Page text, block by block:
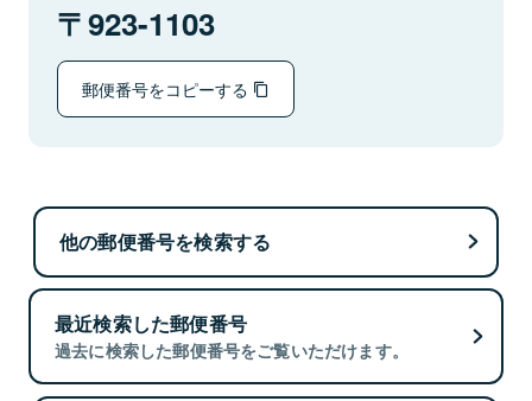
923-1103
郵便番号をコピーする
他の郵便番号を検索する
最近検索した郵便番号
過去に検索した郵便番号をご覧いただけます。